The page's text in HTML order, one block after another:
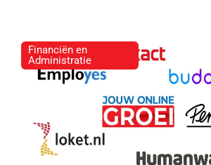
Financiën en
Administratie